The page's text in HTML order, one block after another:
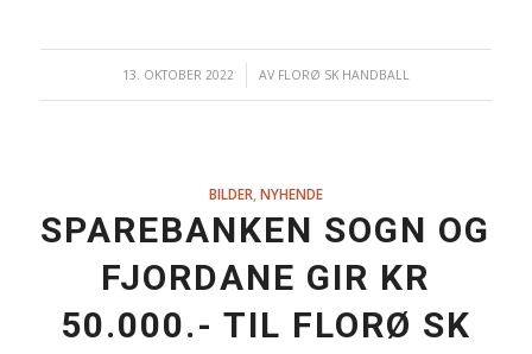
13. OKTOBER 2022
/ AV FLORØ SK HANDBALL
BILDER,NYHENDE
SPAREBANKEN SOGN OG
FJORDANE GIR KR
50.000.- TIL FLORØ SK